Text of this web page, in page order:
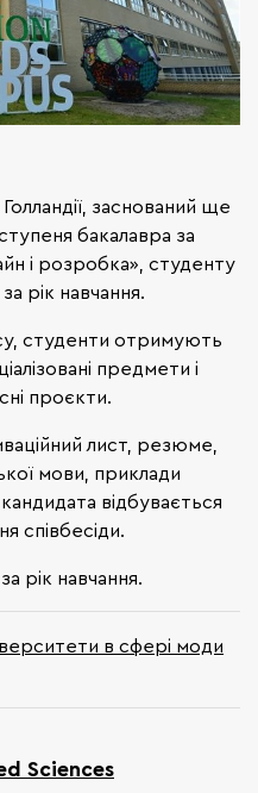
заснований ще
бакалавра за
і розробка», студенту
рік навчання.
студенти отримують
предмети і
проєкти.
лист, резюме,
мови, приклади
відбувається
співбесіди.
рік навчання.
в сфері моди
Sciences